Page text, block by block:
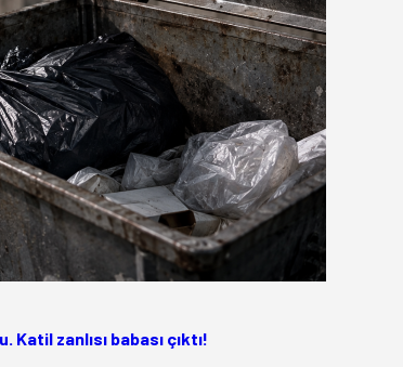
zanlısı babası çıktı!